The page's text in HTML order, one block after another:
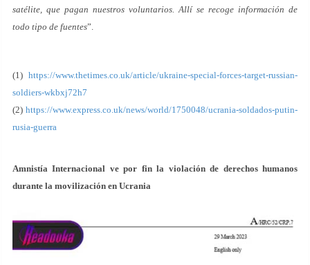
satélite, que pagan nuestros voluntarios. Allí se recoge información de
todo tipo de fuentes”.
(1) https://www.thetimes.co.uk/article/ukraine-special-forces-target-russian-
soldiers-wkbxj72h7
(2) https://www.express.co.uk/news/world/1750048/ucrania-soldados-putin-
rusia-guerra
Amnistía Internacional ve por fin la violación de derechos humanos
durante la movilización en Ucrania